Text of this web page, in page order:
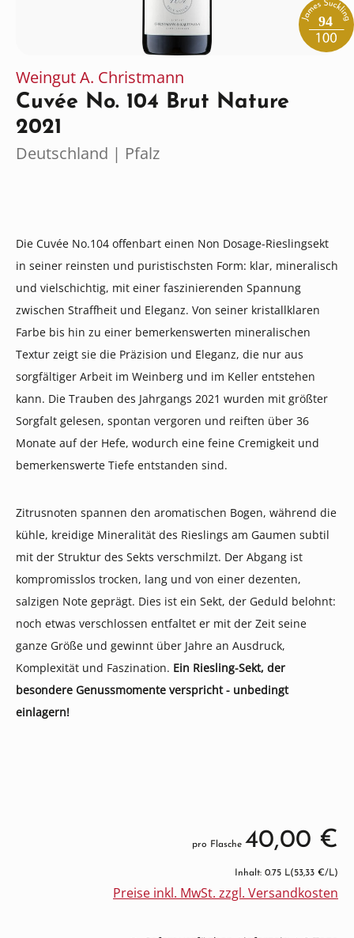
94
Weingut A. Christmann
Cuvée No. 104 Brut Nature
2021
Deutschland | Pfalz
Die Cuvée No.104 offenbart einen Non Dosage-Rieslingsekt
in seiner reinsten und puristischsten Form: klar, mineralisch
und vielschichtig, mit einer faszinierenden Spannung
zwischen Straffheit und Eleganz. Von seiner kristallklaren
Farbe bis hin zu einer bemerkenswerten mineralischen
Textur zeigt sie die Präzision und Eleganz, die nur aus
sorgfältiger Arbeit im Weinberg und im Keller entstehen
kann. Die Trauben des Jahrgangs 2021 wurden mit größter
Sorgfalt gelesen, spontan vergoren und reiften über 36
Monate auf der Hefe, wodurch eine feine Cremigkeit und
bemerkenswerte Tiefe entstanden sind.
Zitrusnoten spannen den aromatischen Bogen, während die
kühle, kreidige Mineralität des Rieslings am Gaumen subtil
mit der Struktur des Sekts verschmilzt. Der Abgang ist
kompromisslos trocken, lang und von einer dezenten,
salzigen Note geprägt. Dies ist ein Sekt, der Geduld belohnt:
noch etwas verschlossen entfaltet er mit der Zeit seine
ganze Größe und gewinnt über Jahre an Ausdruck,
Komplexität und Faszination. Ein Riesling-Sekt, der
besondere Genussmomente verspricht - unbedingt
einlagern!
pro Flasche 40,00 €
Inhalt: 0.75 L(53,33 €/L)
Preise inkl. MwSt. zzgl. Versandkosten